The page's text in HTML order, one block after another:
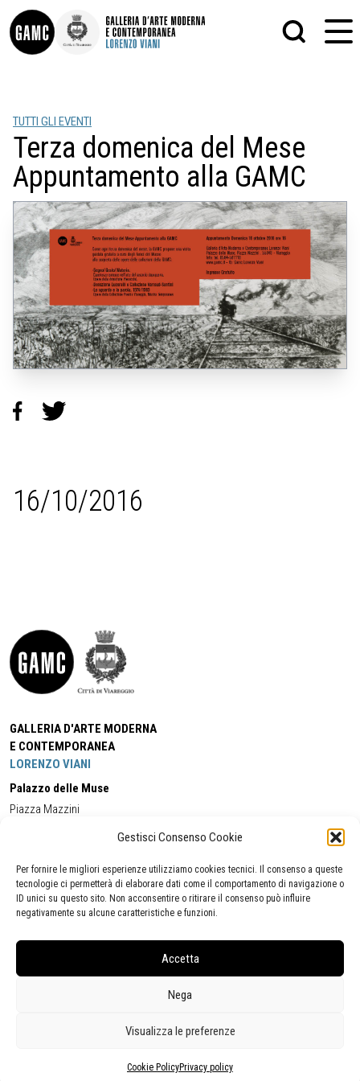
Gestisci Consenso Cookie
Per fornire le migliori esperienze utilizziamo cookies tecnici. Il consenso a queste
tecnologie ci permetterà di elaborare dati come il comportamento di navigazione o
ID unici su questo sito. Non acconsentire o ritirare il consenso può influire
negativamente su alcune caratteristiche e funzioni.
Accetta
Nega
Visualizza le preferenze
Cookie PolicyPrivacy policy
INFO
CONTATTI
DIDATTICA
LE COLLEZIONI
GLI AUTORI
LORENZO VIANI
MOSTRE
EVENTI
PALAZZO DELLE MUSE
PITTURA
SCULTURA
STAMPA
ALTRO
FOTOGRAFIA
TUTTI GLI EVENTI
Terza domenica del Mese
Appuntamento alla GAMC
16/10/2016
GALLERIA D'ARTE MODERNA
E CONTEMPORANEA
LORENZO VIANI
Palazzo delle Muse
Piazza Mazzini
Cell:+39 338 5714978 (orario apertura Galleria)
Tel:
+39 0584 944580
(orario 09.00/13.00)
Email:gamc@comune.viareggio.lu.it
Segnalazione di inaccessibilità